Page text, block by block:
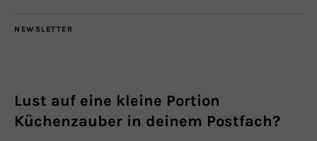
NEWSLETTER
Lust auf eine kleine Portion
Küchenzauber in deinem Postfach?